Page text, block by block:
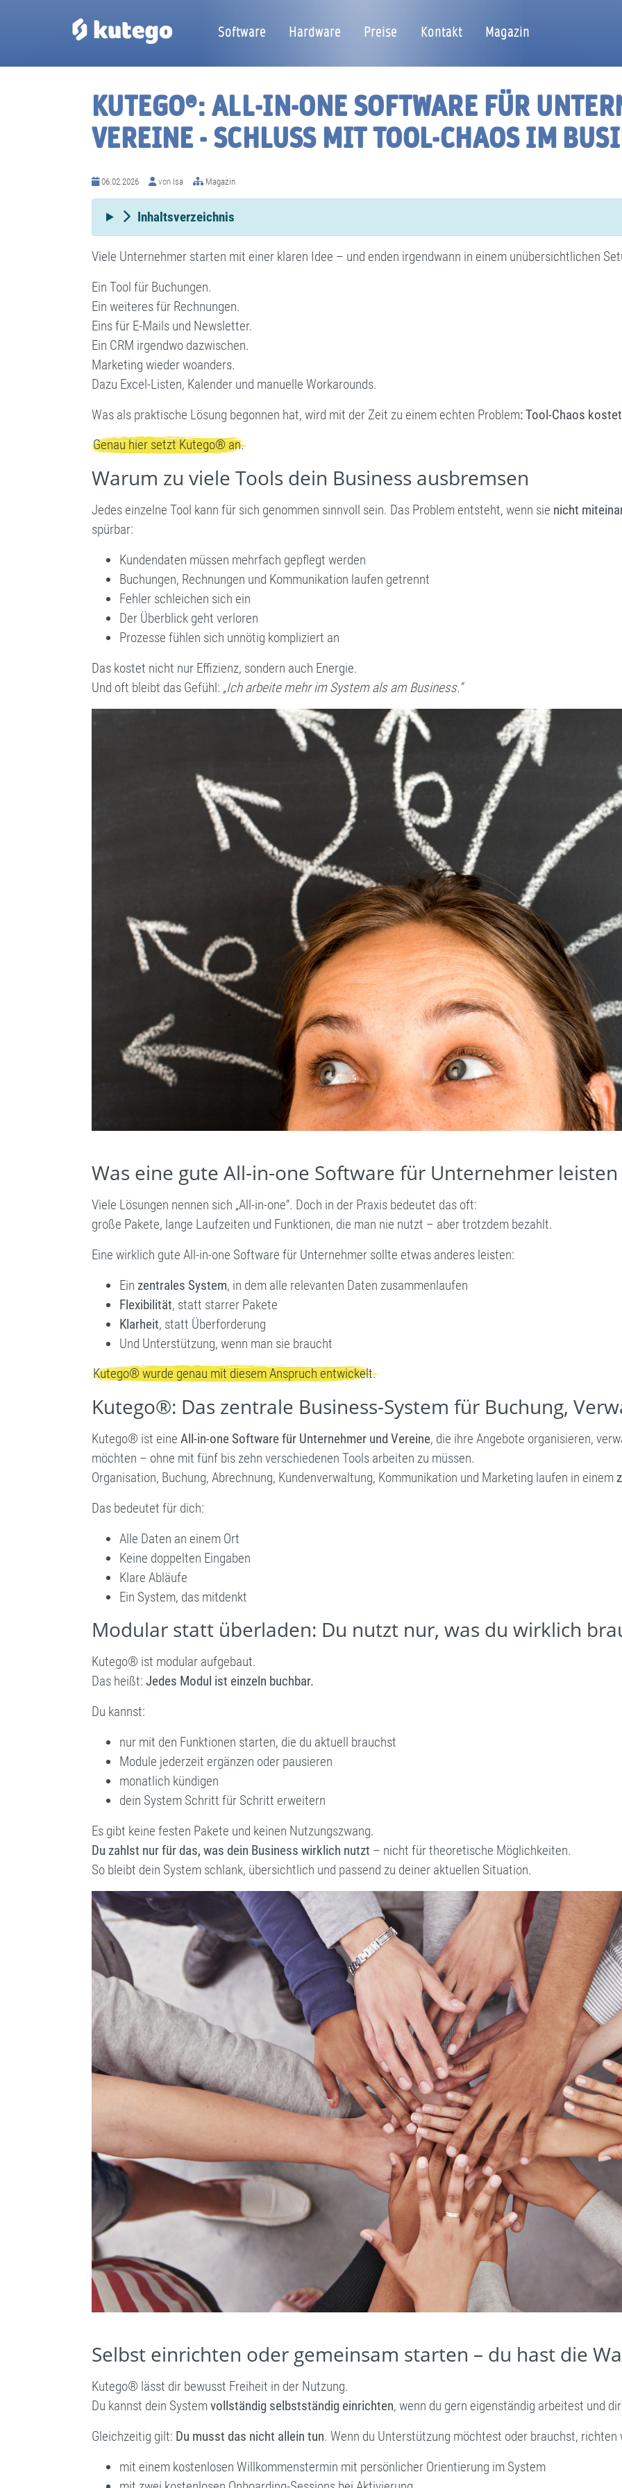
Software Hardware Preise Kontakt Magazin
KUTEGO®: ALL-IN-ONE SOFTWARE FÜR
VEREINE - SCHLUSS MIT TOOL-CHAOS IM
06.02.2026 von Isa Magazin
Inhaltsverzeichnis
Viele Unternehmer starten mit einer klaren Idee – und enden irgendwann in einem unübersichtlichen
Ein Tool für Buchungen.
Ein weiteres für Rechnungen.
Eins für E-Mails und Newsletter.
Ein CRM irgendwo dazwischen.
Marketing wieder woanders.
Dazu Excel-Listen, Kalender und manuelle Workarounds.
Was als praktische Lösung begonnen hat, wird mit der Zeit zu einem echten Problem: Tool-Chaos
Genau hier setzt Kutego® an.
Warum zu viele Tools dein Business ausbremsen
Jedes einzelne Tool kann für sich genommen sinnvoll sein. Das Problem entsteht, wenn sie nicht
spürbar:
Kundendaten müssen mehrfach gepflegt werden
Buchungen, Rechnungen und Kommunikation laufen getrennt
Fehler schleichen sich ein
Der Überblick geht verloren
Prozesse fühlen sich unnötig kompliziert an
Das kostet nicht nur Effizienz, sondern auch Energie.
Und oft bleibt das Gefühl: „Ich arbeite mehr im System als am Business.“
Was eine gute All-in-one Software für Unternehmer leisten
Viele Lösungen nennen sich „All-in-one“. Doch in der Praxis bedeutet das oft:
große Pakete, lange Laufzeiten und Funktionen, die man nie nutzt – aber trotzdem bezahlt.
Eine wirklich gute All-in-one Software für Unternehmer sollte etwas anderes leisten:
Ein zentrales System, in dem alle relevanten Daten zusammenlaufen
Flexibilität, statt starrer Pakete
Klarheit, statt Überforderung
Und Unterstützung, wenn man sie braucht
Kutego® wurde genau mit diesem Anspruch entwickelt.
Kutego®: Das zentrale Business-System für Buchung,
Kutego® ist eine All-in-one Software für Unternehmer und Vereine, die ihre Angebote organisieren,
möchten – ohne mit fünf bis zehn verschiedenen Tools arbeiten zu müssen.
Organisation, Buchung, Abrechnung, Kundenverwaltung, Kommunikation und Marketing laufen in einem
Das bedeutet für dich:
Alle Daten an einem Ort
Keine doppelten Eingaben
Klare Abläufe
Ein System, das mitdenkt
Modular statt überladen: Du nutzt nur, was du wirklich
Kutego® ist modular aufgebaut.
Das heißt: Jedes Modul ist einzeln buchbar.
Du kannst:
nur mit den Funktionen starten, die du aktuell brauchst
Module jederzeit ergänzen oder pausieren
monatlich kündigen
dein System Schritt für Schritt erweitern
Es gibt keine festen Pakete und keinen Nutzungszwang.
Du zahlst nur für das, was dein Business wirklich nutzt – nicht für theoretische Möglichkeiten.
So bleibt dein System schlank, übersichtlich und passend zu deiner aktuellen Situation.
Selbst einrichten oder gemeinsam starten – du hast die
Kutego® lässt dir bewusst Freiheit in der Nutzung.
Du kannst dein Systemvollständig selbstständig einrichten, wenn du gern eigenständig arbeitest und
Gleichzeitig gilt: Du musst das nicht allein tun. Wenn du Unterstützung möchtest oder brauchst,
mit einem kostenlosen Willkommenstermin mit persönlicher Orientierung im System